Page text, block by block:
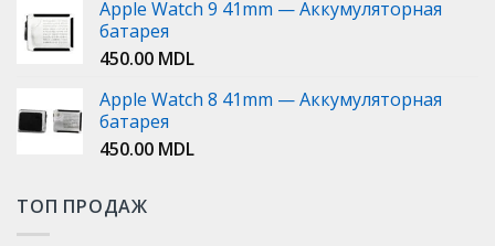
Apple Watch 9 41mm — Аккумуляторная
батарея
450.00 MDL
Apple Watch 8 41mm — Аккумуляторная
батарея
450.00 MDL
ТОП ПРОДАЖ